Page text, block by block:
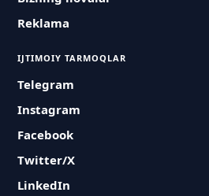
Reklama
IJTIMOIY TARMOQLAR
Telegram
Instagram
Facebook
Twitter/X
LinkedIn